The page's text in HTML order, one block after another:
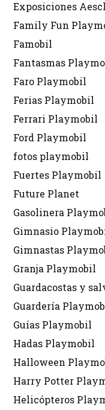
Exposiciones
Family Fun
Famobil
Fantasmas
Faro Playmobil
Ferias Playmobil
Ferrari Playmobil
Ford Playmobil
fotos playmobil
Fuertes Playmobil
Future Planet
Gasolinera
Gimnasio
Gimnastas
Granja Playmobil
Guardacostas y
Guardería
Guías Playmobil
Hadas Playmobil
Halloween
Harry Potter
Helicópteros